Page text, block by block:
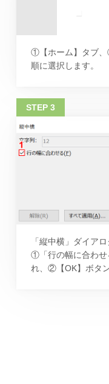
①【ホーム】タブ
順に選択します。
「縦中横」ダイア
①「行の幅に合わせ
れ、②【OK】ボタ